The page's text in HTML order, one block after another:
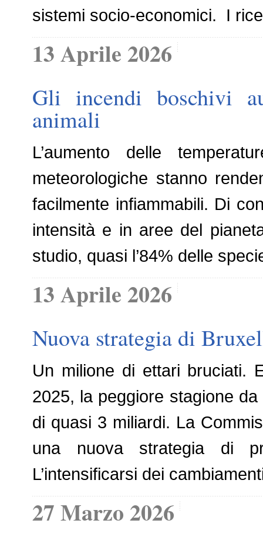
sistemi socio-economici. I
13 Aprile 2026
Gli incendi boschivi
animali
L’aumento delle
meteorologiche stanno
facilmente infiammabili. Di
intensità e in aree del
studio, quasi l’84% delle
13 Aprile 2026
Nuova strategia di
Un milione di ettari bruciati.
2025, la peggiore stagione
di quasi 3 miliardi. La
una nuova strategia di
L’intensificarsi dei
27 Marzo 2026